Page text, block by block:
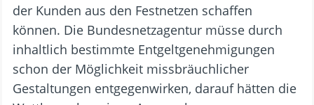
der Kunden aus den Festnetzen schaffen
können. Die Bundesnetzagentur müsse durch
inhaltlich bestimmte Entgeltgenehmigungen
schon der Möglichkeit missbräuchlicher
Gestaltungen entgegenwirken, darauf hätten die